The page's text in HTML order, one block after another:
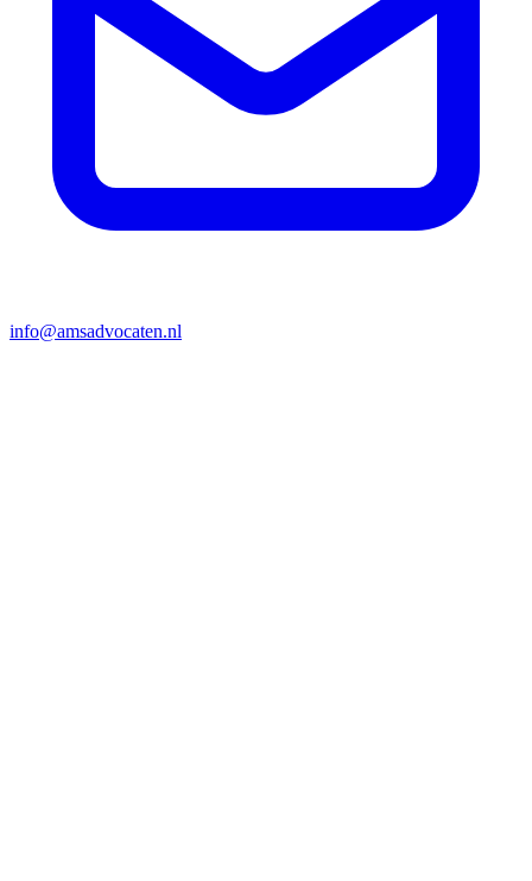
info@amsadvocaten.nl